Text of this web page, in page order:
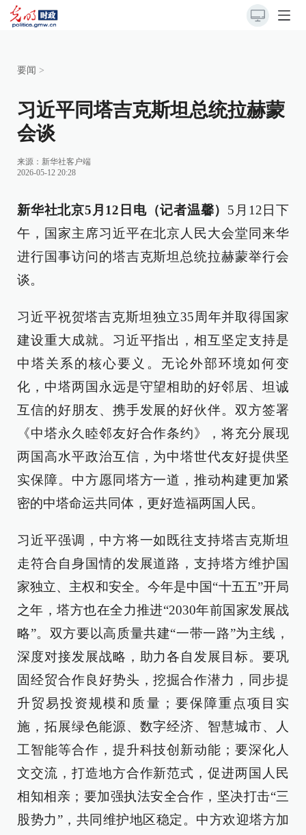
要闻 >
习近平同塔吉克斯坦总统拉赫蒙
会谈
来源： 新华社客户端
2026-05-12 20:28
新华社北京5月12日电（记者温馨） 5月12日下
午，国家主席习近平在北京人民大会堂同来华
进行国事访问的塔吉克斯坦总统拉赫蒙举行会
谈。
习近平祝贺塔吉克斯坦独立35周年并取得国家
建设重大成就。习近平指出，相互坚定支持是
中塔关系的核心要义。无论外部环境如何变
化，中塔两国永远是守望相助的好邻居、坦诚
互信的好朋友、携手发展的好伙伴。双方签署
《中塔永久睦邻友好合作条约》，将充分展现
两国高水平政治互信，为中塔世代友好提供坚
实保障。中方愿同塔方一道，推动构建更加紧
密的中塔命运共同体，更好造福两国人民。
习近平强调，中方将一如既往支持塔吉克斯坦
走符合自身国情的发展道路，支持塔方维护国
家独立、主权和安全。今年是中国“十五五”开局
之年，塔方也在全力推进“2030年前国家发展战
略”。双方要以高质量共建“一带一路”为主线，
深度对接发展战略，助力各自发展目标。要巩
固经贸合作良好势头，挖掘合作潜力，同步提
升贸易投资规模和质量；要保障重点项目实
施，拓展绿色能源、数字经济、智慧城市、人
工智能等合作，提升科技创新动能；要深化人
文交流，打造地方合作新范式，促进两国人民
相知相亲；要加强执法安全合作，坚决打击“三
股势力”，共同维护地区稳定。中方欢迎塔方加